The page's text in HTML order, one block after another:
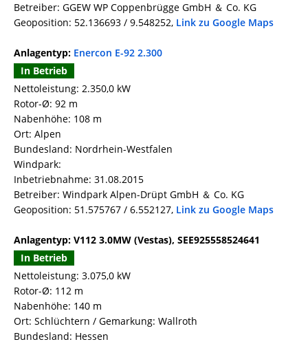
Betreiber: GGEW WP Coppenbrügge GmbH ＆ Co. KG
Geoposition: 52.136693 / 9.548252, Link zu Google Maps
Anlagentyp: Enercon E-92 2.300
In Betrieb
Nettoleistung: 2.350,0 kW
Rotor-Ø: 92 m
Nabenhöhe: 108 m
Ort: Alpen
Bundesland: Nordrhein-Westfalen
Windpark:
Inbetriebnahme: 31.08.2015
Betreiber: Windpark Alpen-Drüpt GmbH ＆ Co. KG
Geoposition: 51.575767 / 6.552127, Link zu Google Maps
Anlagentyp: V112 3.0MW (Vestas), SEE925558524641
In Betrieb
Nettoleistung: 3.075,0 kW
Rotor-Ø: 112 m
Nabenhöhe: 140 m
Ort: Schlüchtern / Gemarkung: Wallroth
Bundesland: Hessen